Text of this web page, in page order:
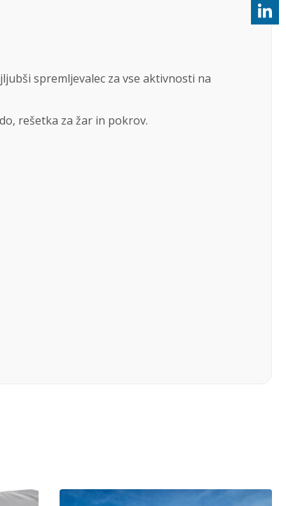
spremljevalec za vse aktivnosti na
rešetka za žar in pokrov.